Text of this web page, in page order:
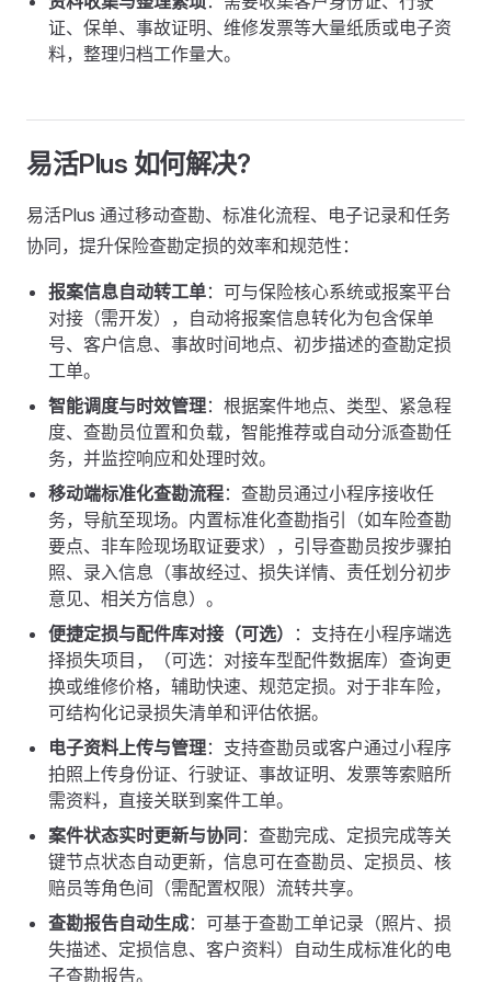
证、保单、事故证明、维修发票等大量纸质或电子资
料，整理归档工作量大。
易活Plus 如何解决?
易活Plus 通过移动查勘、标准化流程、电子记录和任务
协同，提升保险查勘定损的效率和规范性：
报案信息自动转工单：可与保险核心系统或报案平台
对接（需开发），自动将报案信息转化为包含保单
号、客户信息、事故时间地点、初步描述的查勘定损
工单。
智能调度与时效管理：根据案件地点、类型、紧急程
度、查勘员位置和负载，智能推荐或自动分派查勘任
务，并监控响应和处理时效。
移动端标准化查勘流程：查勘员通过小程序接收任
务，导航至现场。内置标准化查勘指引（如车险查勘
要点、非车险现场取证要求），引导查勘员按步骤拍
照、录入信息（事故经过、损失详情、责任划分初步
意见、相关方信息）。
便捷定损与配件库对接（可选）
：支持在小程序端选
择损失项目，（可选：对接车型配件数据库）查询更
换或维修价格，辅助快速、规范定损。对于非车险，
可结构化记录损失清单和评估依据。
电子资料上传与管理：支持查勘员或客户通过小程序
拍照上传身份证、行驶证、事故证明、发票等索赔所
需资料，直接关联到案件工单。
案件状态实时更新与协同 ：查勘完成、定损完成等关
键节点状态自动更新，信息可在查勘员、定损员、核
赔员等角色间（需配置权限）流转共享。
查勘报告自动生成：可基于查勘工单记录（照片、损
失描述、定损信息、客户资料）自动生成标准化的电
子查勘报告。